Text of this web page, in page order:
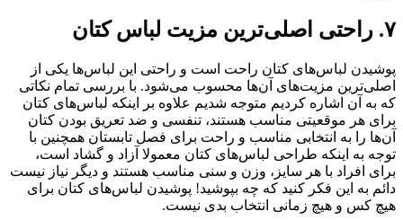
۷. راحتی اصلی‌ترین مزیت لباس کتان
پوشیدن لباس‌های کتان راحت است و راحتی این لبا‌س‌ها یکی از
اصلی‌ترین مزیت‌های آن‌ها محسوب می‌شود. با بررسی تمام نکاتی
که به آن اشاره کردیم متوجه شدیم علاوه بر اینکه لباس‌های کتان
برای هر موقعیتی مناسب هستند، تنفسی و ضد تعریق بودن کتان
آن‌ها را به انتخابی مناسب و راحت برای فصل تابستان همچنین با
توجه به اینکه طراحی لباس‌های کتان معمولا آزاد و گشاد است،
برای افراد با هر سایز، وزن و سنی مناسب هستند و دیگر نیاز نیست
دائم به این فکر کنید که چه بپوشید! پوشیدن لباس‌های کتان برای
هیچ کس و هیچ زمانی انتخاب بدی نیست.